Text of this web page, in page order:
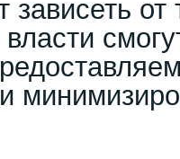
зависеть от